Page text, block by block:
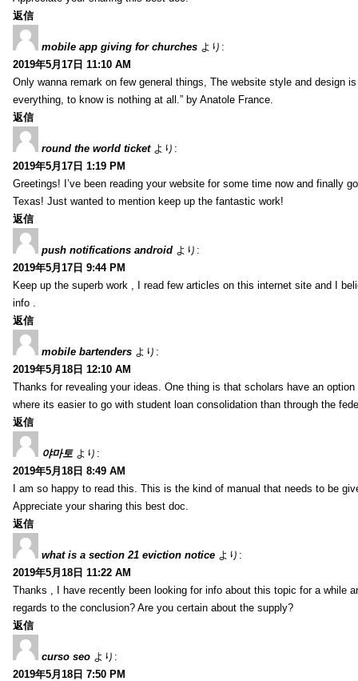
返信
mobile app giving for churches より:
2019年5月17日 11:10 AM
Only wanna remark on few general things, The website style and design
everything, to know is nothing at all.” by Anatole France.
返信
round the world ticket より:
2019年5月17日 1:19 PM
Greetings! I’ve been reading your website for some time now and finally
Texas! Just wanted to mention keep up the fantastic work!
返信
push notifications android より:
2019年5月17日 9:44 PM
Keep up the superb work , I read few articles on this internet site and I
info .
返信
mobile bartenders より:
2019年5月18日 12:10 AM
Thanks for revealing your ideas. One thing is that scholars have an
where its easier to go with student loan consolidation than through the
返信
야마토 より:
2019年5月18日 8:49 AM
I am so happy to read this. This is the kind of manual that needs to be
Appreciate your sharing this best doc.
返信
what is a section 21 eviction notice より:
2019年5月18日 11:22 AM
Thanks , I have recently been looking for info about this topic for a while
regards to the conclusion? Are you certain about the supply?
返信
curso seo より:
2019年5月18日 7:50 PM